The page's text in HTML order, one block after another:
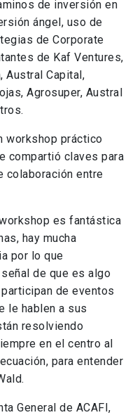
de inversión en
ángel, uso de
de Corporate
de Kaf Ventures,
Austral Capital,
Agrosuper, Austral
workshop práctico
compartió claves para
entre
es fantástica
hay mucha
por lo que
de que es algo
de eventos
le hablen a sus
resolviendo
en el centro al
para entender
General de ACAFI,